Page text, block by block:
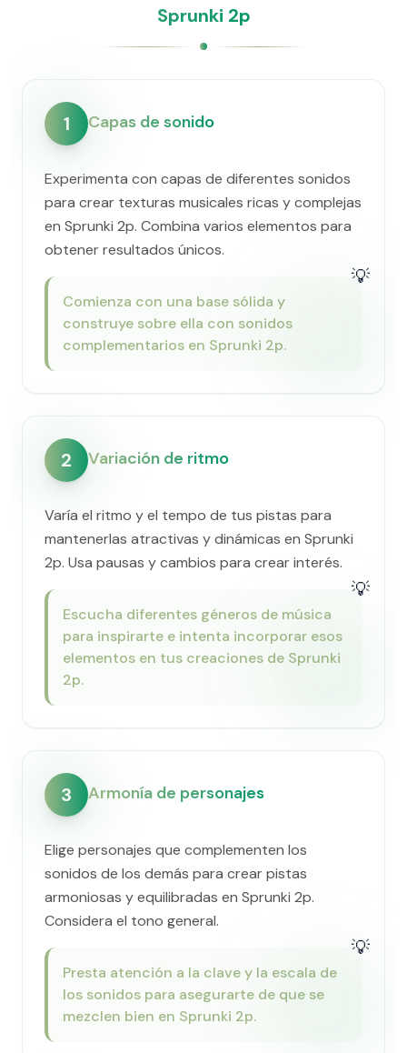
Sprunki 2p
1 Capas de sonido
Experimenta con capas de diferentes sonidos
para crear texturas musicales ricas y complejas
en Sprunki 2p. Combina varios elementos para
obtener resultados únicos.
💡
Comienza con una base sólida y
construye sobre ella con sonidos
complementarios en Sprunki 2p.
2 Variación de ritmo
Varía el ritmo y el tempo de tus pistas para
mantenerlas atractivas y dinámicas en Sprunki
2p. Usa pausas y cambios para crear interés.
💡
Escucha diferentes géneros de música
para inspirarte e intenta incorporar esos
elementos en tus creaciones de Sprunki
2p.
3 Armonía de personajes
Elige personajes que complementen los
sonidos de los demás para crear pistas
armoniosas y equilibradas en Sprunki 2p.
Considera el tono general.
💡
Presta atención a la clave y la escala de
los sonidos para asegurarte de que se
mezclen bien en Sprunki 2p.